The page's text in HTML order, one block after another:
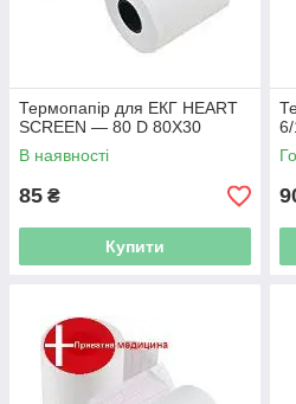
Термопапір для ЕКГ HEART
SCREEN — 80 D 80Х30
В наявності
85 ₴
Купити